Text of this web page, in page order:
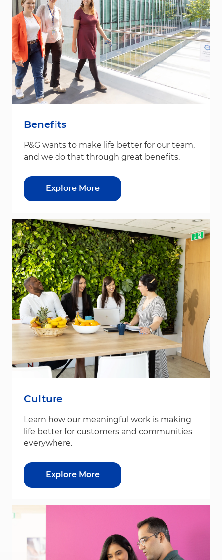
Benefits
P&G wants to make life better for our team,
and we do that through great benefits.
Explore More
Culture
Learn how our meaningful work is making
life better for customers and communities
everywhere.
Explore More